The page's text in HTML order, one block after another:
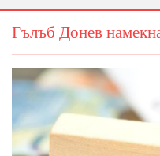
Гълъб Донев